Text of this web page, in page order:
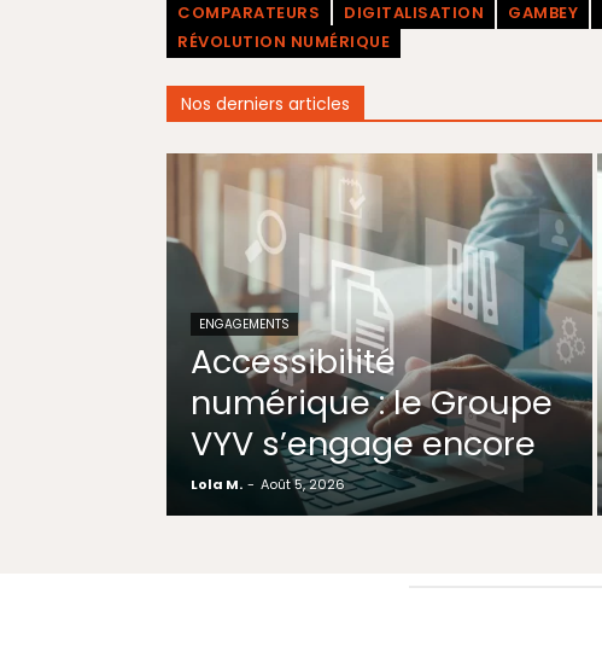
COMPARATEURS DIGITALISATION GAMBEY
RÉVOLUTION NUMÉRIQUE
Nos derniers articles
ENGAGEMENTS
Accessibilité
numérique : le Groupe
VYV s’engage encore
Lola M. - Août 5, 2026